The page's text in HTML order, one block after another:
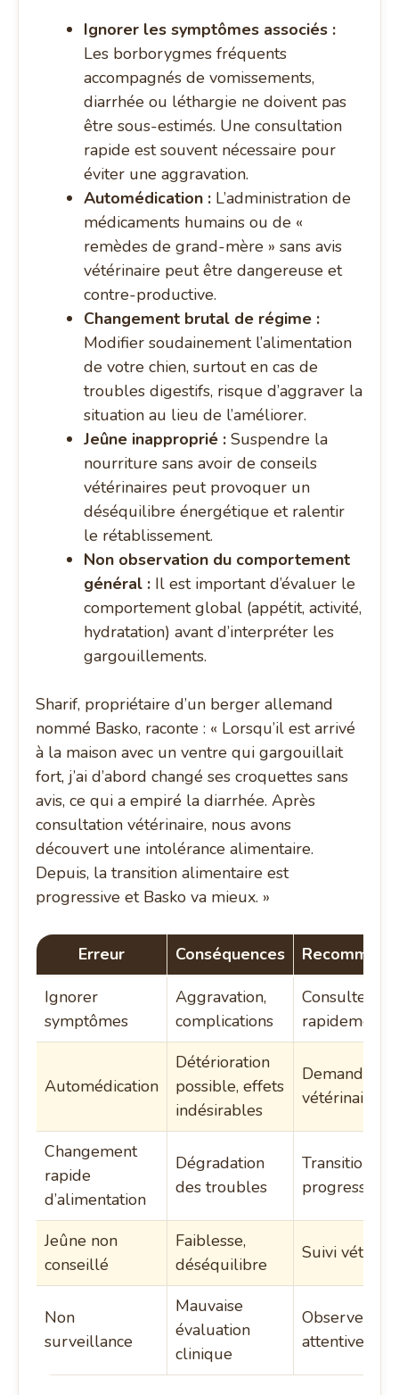
Ignorer les symptômes associés :
Les borborygmes fréquents
accompagnés de vomissements,
diarrhée ou léthargie ne doivent pas
être sous-estimés. Une consultation
rapide est souvent nécessaire pour
éviter une aggravation.
Automédication : L’administration de
médicaments humains ou de «
remèdes de grand-mère » sans avis
vétérinaire peut être dangereuse et
contre-productive.
Changement brutal de régime :
Modifier soudainement l’alimentation
de votre chien, surtout en cas de
troubles digestifs, risque d’aggraver la
situation au lieu de l’améliorer.
Jeûne inapproprié : Suspendre la
nourriture sans avoir de conseils
vétérinaires peut provoquer un
déséquilibre énergétique et ralentir
le rétablissement.
Non observation du comportement
général : Il est important d’évaluer le
comportement global (appétit, activité,
hydratation) avant d’interpréter les
gargouillements.
Sharif, propriétaire d’un berger allemand
nommé Basko, raconte : « Lorsqu’il est arrivé
à la maison avec un ventre qui gargouillait
fort, j’ai d’abord changé ses croquettes sans
avis, ce qui a empiré la diarrhée. Après
consultation vétérinaire, nous avons
découvert une intolérance alimentaire.
Depuis, la transition alimentaire est
progressive et Basko va mieux. »
Erreur Conséquences
Ignorer
symptômes
Aggravation,
complications
Consulter
rapidement
Automédication
Détérioration
possible, effets
indésirables
Demander
vétérinaire
Changement
rapide
d’alimentation
Dégradation
des troubles
Transition
progressive
Jeûne non
conseillé
Faiblesse,
déséquilibre
Suivi
Non
surveillance
Mauvaise
évaluation
clinique
Observer